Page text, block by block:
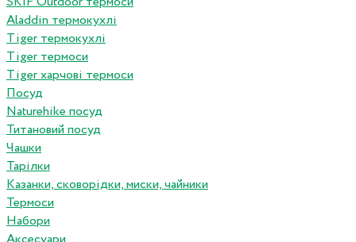
Aladdin термокухлі
Tiger термокухлі
Tiger термоси
Tiger харчові термоси
Посуд
Naturehike посуд
Титановий посуд
Чашки
Тарілки
Казанки, сковорідки, миски, чайники
Термоси
Набори